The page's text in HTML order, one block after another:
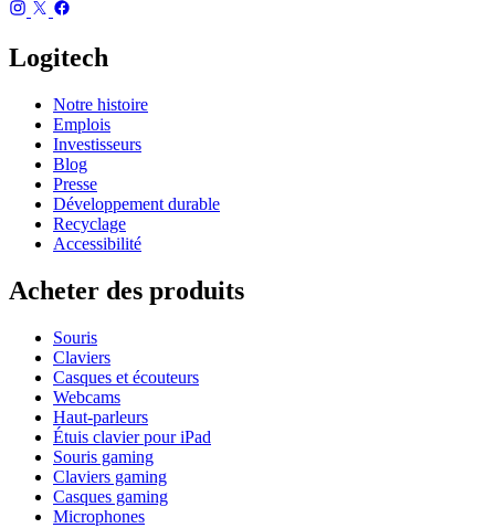
Logitech
Notre histoire
Emplois
Investisseurs
Blog
Presse
Développement durable
Recyclage
Accessibilité
Acheter des produits
Souris
Claviers
Casques et écouteurs
Webcams
Haut-parleurs
Étuis clavier pour iPad
Souris gaming
Claviers gaming
Casques gaming
Microphones